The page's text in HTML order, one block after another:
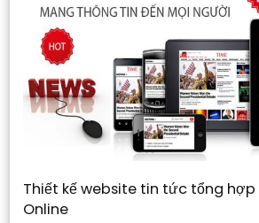
Thiết kế website tin tức tổng
Online